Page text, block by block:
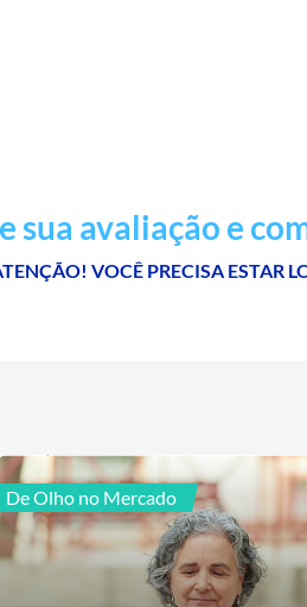
sua avaliação e
VOCÊ PRECISA ESTAR
De Olho no Mercado